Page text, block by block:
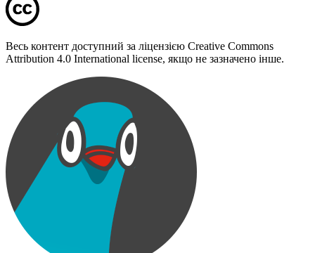
Весь контент доступний за ліцензією Creative Commons
Attribution 4.0 International license, якщо не зазначено інше.